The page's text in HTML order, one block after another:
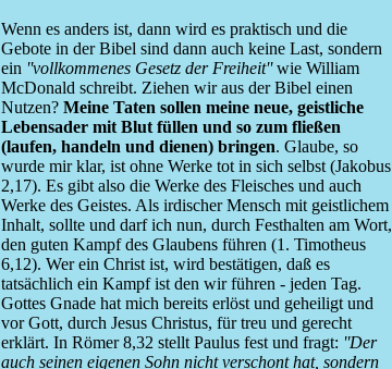
Wenn es anders ist, dann wird es praktisch und die
Gebote in der Bibel sind dann auch keine Last, sondern
ein ''vollkommenes Gesetz der Freiheit''wie William
McDonald schreibt. Ziehen wir aus der Bibel einen
Nutzen? Meine Taten sollen meine neue, geistliche
Lebensader mit Blut füllen und so zum fließen
(laufen, handeln und dienen) bringen. Glaube, so
wurde mir klar, ist ohne Werke tot in sich selbst (Jakobus
2,17). Es gibt also die Werke des Fleisches und auch
Werke des Geistes. Als irdischer Mensch mit geistlichem
Inhalt, sollte und darf ich nun, durch Festhalten am Wort,
den guten Kampf des Glaubens führen (1. Timotheus
6,12). Wer ein Christ ist, wird bestätigen, daß es
tatsächlich ein Kampf ist den wir führen - jeden Tag.
Gottes Gnade hat mich bereits erlöst und geheiligt und
vor Gott, durch Jesus Christus, für treu und gerecht
erklärt. In Römer 8,32 stellt Paulus fest und fragt: ''Der
auch seinen eigenen Sohn nicht verschont hat, sondern